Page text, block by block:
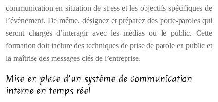
communication en situation de stress et les objectifs spécifiques de
l’événement. De même, désignez et préparez des porte-paroles qui
seront chargés d’interagir avec les médias ou le public. Cette
formation doit inclure des techniques de prise de parole en public et
la maîtrise des messages clés de l’entreprise.
Mise en place d’un système de communication
interne en temps réel